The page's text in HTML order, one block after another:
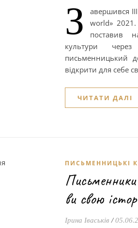
З
авершився
world» 2021.
поставив
культури
письменницький
відкрити для себе
ЧИТАТИ ДАЛІ
ПИСЬМЕННИЦЬКІ
ви свою
Ірина Іваськів /